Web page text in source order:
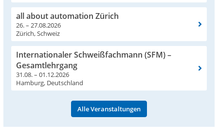
all about automation Zürich
26. – 27.08.2026
Zürich, Schweiz
Internationaler Schweißfachmann (SFM) –
Gesamtlehrgang
31.08. – 01.12.2026
Hamburg, Deutschland
Alle Veranstaltungen